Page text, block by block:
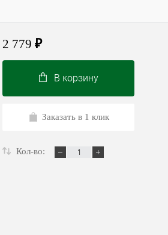
2 779 ₽
В корзину
Заказать в 1 клик
Кол-во: